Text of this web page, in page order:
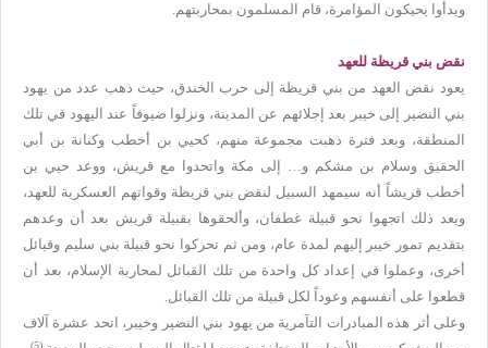
وبدأوا يحيكون المؤامرة، قام المسلمون بمحاربتهم.
نقض بني قريظة للعهد
يعود نقض العهد من بني قريظة إلى حرب الخندق، حيث ذهب عدد من يهود
بني النضير إلى خيبر بعد إجلائهم عن المدينة، ونزلوا ضيوفاً عند اليهود في تلك
المنطقة، وبعد فترة ذهبت مجموعة منهم، كحيي بن أخطب وكنانة بن أبي
الحقيق وسلام بن مشكم و… إلى مكة واتحدوا مع قريش، ووعد حيي بن
أخطب قريشاً أنه سيمهد السبيل لنقض بني قريظة وقواتهم العسكرية للعهد،
وبعد ذلك اتجهوا نحو قبيلة غطفان، وألحقوها بقبيلة قريش بعد أن وعدهم
بتقديم تمور خيبر إليهم لمدة عام، ومن ثم تحركوا نحو قبيلة بني سليم وقبائل
أخرى، وعملوا في إعداد كل واحدة من تلك القبائل لمحاربة الإسلام، بعد أن
قطعوا على أنفسهم وعوداً لكل قبيلة من تلك القبائل.
وعلى أثر هذه المبادرات التآمرية من يهود بني النضير وخيبر، اتحد عشرة آلاف
(5)